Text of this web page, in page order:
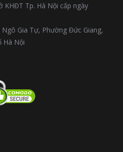
KHĐT Tp. Hà Nội cấp ngày
Gia Tự, Phường Đức Giang,
Hà Nội